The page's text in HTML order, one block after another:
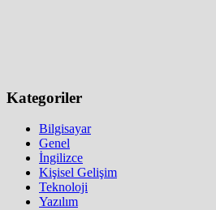
Kategoriler
Bilgisayar
Genel
İngilizce
Kişisel Gelişim
Teknoloji
Yazılım